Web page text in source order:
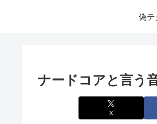
偽テ
ナードコアと言う
X